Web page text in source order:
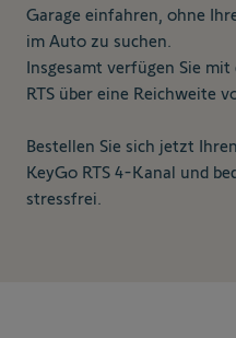
Garage einfahren, ohne
im Auto zu suchen.
Insgesamt verfügen Sie
RTS über eine Reichweite
Bestellen Sie sich jetzt
KeyGo RTS 4-Kanal und
stressfrei.